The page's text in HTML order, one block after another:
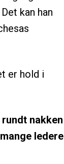
kan han
er hold i
nakken
ledere